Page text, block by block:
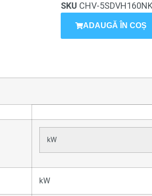
SKU CHV-
ADAUGĂ ÎN COȘ
kW
kW